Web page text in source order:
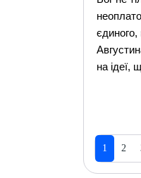
єдиного,
на ідеї,
1 2